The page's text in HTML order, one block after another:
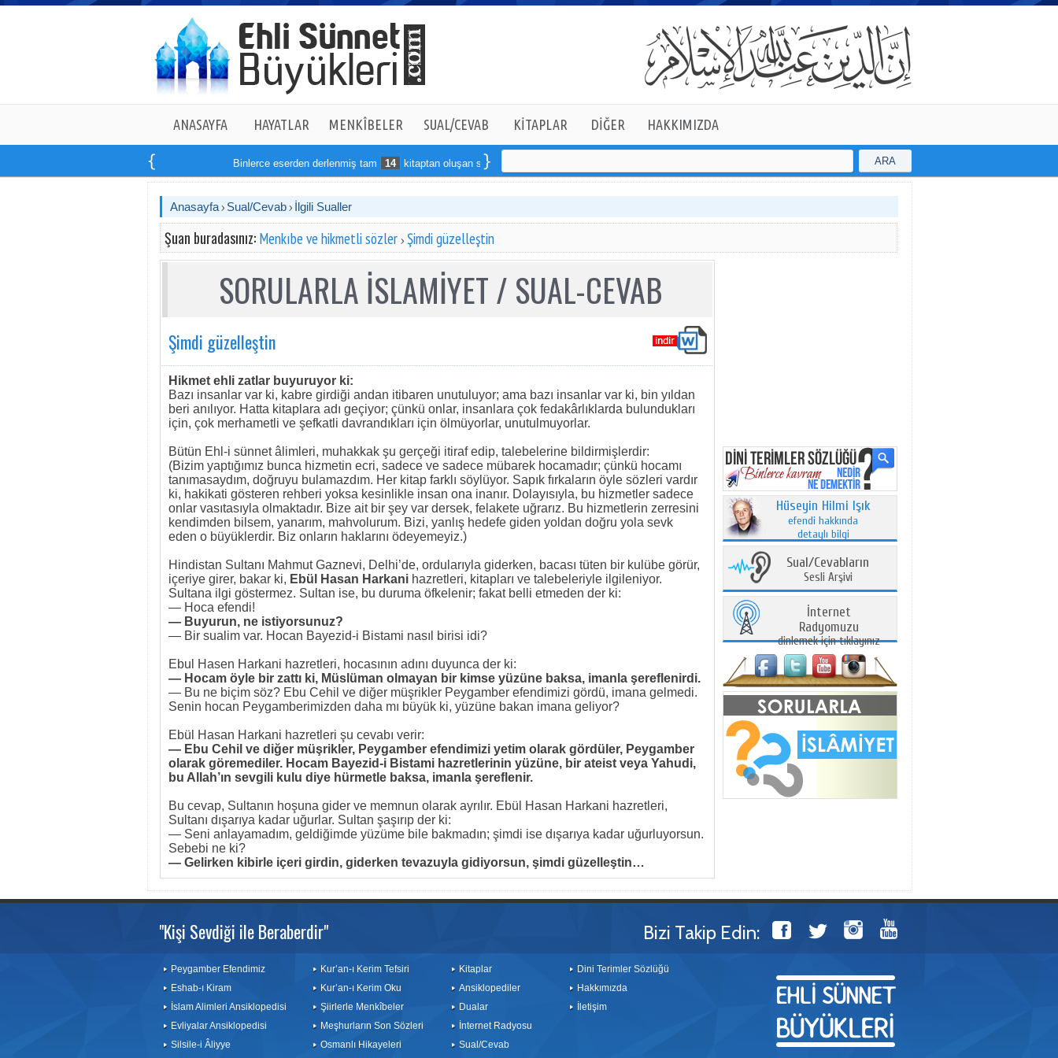
ANASAYFA HAYATLAR MENKÎBELER SUAL/CEVAB KİTAPLAR DİĞER HAKKIMIZDA
Binlerce eserden derlenmiş tam 14 kitaptan oluşan seti online sipariş verebilirsiniz ARA
Anasayfa Sual/Cevab İlgili Sualler
Şuan buradasınız: Menkıbe ve hikmetli sözler Şimdi güzelleştin
SORULARLA İSLAMİYET / SUAL-CEVAB
Şimdi güzelleştin
Hikmet ehli zatlar buyuruyor ki:
Bazı insanlar var ki, kabre girdiği andan itibaren unutuluyor; ama bazı insanlar var ki, bin yıldan
beri anılıyor. Hatta kitaplara adı geçiyor; çünkü onlar, insanlara çok fedakârlıklarda bulundukları
için, çok merhametli ve şefkatli davrandıkları için ölmüyorlar, unutulmuyorlar.
Bütün Ehl-i sünnet âlimleri, muhakkak şu gerçeği itiraf edip, talebelerine bildirmişlerdir:
(Bizim yaptığımız bunca hizmetin ecri, sadece ve sadece mübarek hocamadır; çünkü hocamı
tanımasaydım, doğruyu bulamazdım. Her kitap farklı söylüyor. Sapık fırkaların öyle sözleri vardır
ki, hakikati gösteren rehberi yoksa kesinlikle insan ona inanır. Dolayısıyla, bu hizmetler sadece
onlar vasıtasıyla olmaktadır. Bize ait bir şey var dersek, felakete uğrarız. Bu hizmetlerin zerresini
kendimden bilsem, yanarım, mahvolurum. Bizi, yanlış hedefe giden yoldan doğru yola sevk
eden o büyüklerdir. Biz onların haklarını ödeyemeyiz.)
Hindistan Sultanı Mahmut Gaznevi, Delhi’de, ordularıyla giderken, bacası tüten bir kulübe görür,
içeriye girer, bakar ki, Ebül Hasan Harkani hazretleri, kitapları ve talebeleriyle ilgileniyor.
Sultana ilgi göstermez. Sultan ise, bu duruma öfkelenir; fakat belli etmeden der ki:
— Hoca efendi!
— Buyurun, ne istiyorsunuz?
— Bir sualim var. Hocan Bayezid-i Bistami nasıl birisi idi?
Ebul Hasen Harkani hazretleri, hocasının adını duyunca der ki:
— Hocam öyle bir zattı ki, Müslüman olmayan bir kimse yüzüne baksa, imanla şereflenirdi.
— Bu ne biçim söz? Ebu Cehil ve diğer müşrikler Peygamber efendimizi gördü, imana gelmedi.
Senin hocan Peygamberimizden daha mı büyük ki, yüzüne bakan imana geliyor?
Ebül Hasan Harkani hazretleri şu cevabı verir:
— Ebu Cehil ve diğer müşrikler, Peygamber efendimizi yetim olarak gördüler, Peygamber
olarak göremediler. Hocam Bayezid-i Bistami hazretlerinin yüzüne, bir ateist veya Yahudi,
bu Allah’ın sevgili kulu diye hürmetle baksa, imanla şereflenir.
Bu cevap, Sultanın hoşuna gider ve memnun olarak ayrılır. Ebül Hasan Harkani hazretleri,
Sultanı dışarıya kadar uğurlar. Sultan şaşırıp der ki:
— Seni anlayamadım, geldiğimde yüzüme bile bakmadın; şimdi ise dışarıya kadar uğurluyorsun.
Sebebi ne ki?
— Gelirken kibirle içeri girdin, giderken tevazuyla gidiyorsun, şimdi güzelleştin…
Hüseyin Hilmi Işık
efendi hakkında
detaylı bilgi
Sual/Cevabların
Sesli Arşivi
İnternet
Radyomuzu
dinlemek için tıklayınız
"Kişi Sevdiği ile Beraberdir" Bizi Takip Edin:
Peygamber Efendimiz
Eshab-ı Kiram
İslam Alimleri Ansiklopedisi
Evliyalar Ansiklopedisi
Silsile-i Âliyye
Kur’an-ı Kerim Tefsiri
Kur’an-ı Kerim Oku
Şiirlerle Menkîbeler
Meşhurların Son Sözleri
Osmanlı Hikayeleri
Kitaplar
Ansiklopediler
Dualar
İnternet Radyosu
Sual/Cevab
Dini Terimler Sözlüğü
Hakkımızda
İletişim